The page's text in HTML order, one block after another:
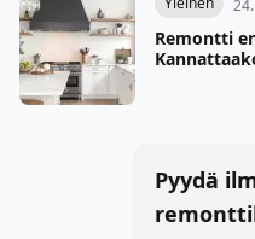
Remontti
Pyydä